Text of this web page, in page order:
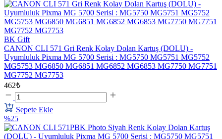
BK Gift
CANON CLI 571 Gri Renk Kolay Dolan Kartuş (DOLU) -
Uyumluluk Pixma MG 5700 Serisi : MG5750 MG5751 MG5752
MG5753 MG6850 MG6851 MG6852 MG6853 MG7750 MG7751
MG7752 MG7753
462₺
Sepete Ekle
%25